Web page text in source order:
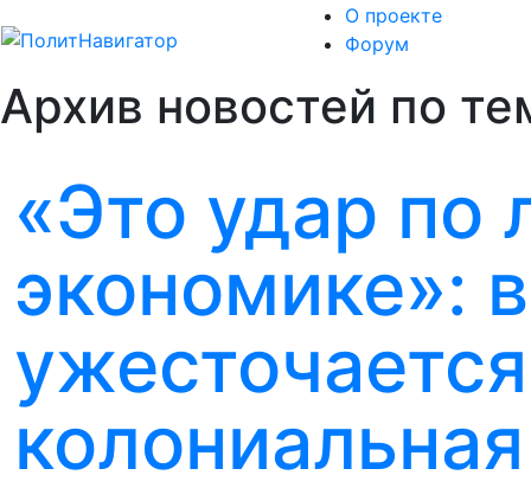
О проекте
Форум
Архив новостей по
«Это удар по
экономике»: